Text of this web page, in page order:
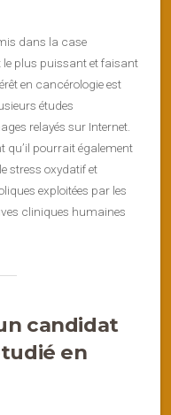
dans la case
le plus puissant et faisant
en cancérologie est
études
relayés sur Internet.
qu’il pourrait également
stress oxydatif et
exploitées par les
cliniques humaines
candidat
en